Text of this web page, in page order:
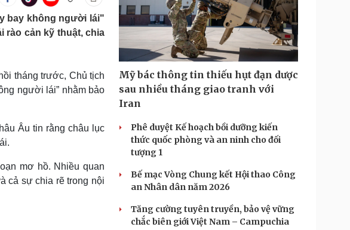
Thông tin doanh nghiệp
Doanh nghiệp 24h
Doanh nhân
Vì cộng đồng
Sành điệu
Tin Công nghệ
Trải nghiệm
Chuyển đổi số
Du lịch
check-in
Podcast
Câu chuyện thời sự
Cửa sổ tình yêu
Kể chuyện cho bé
Hạt giống tâm hồn
bay không người lái"
rào cản kỹ thuật, chia
tháng trước, Chủ tịch
người lái” nhằm bảo
Âu tin rằng châu lục
mơ hồ. Nhiều quan
cả sự chia rẽ trong nội
Mỹ bác thông tin thiếu hụt đạn dược
sau nhiều tháng giao tranh với
Iran
Phê duyệt Kế hoạch bồi dưỡng kiến
thức quốc phòng và an ninh cho đối
tượng 1
Bế mạc Vòng Chung kết Hội thao Công
an Nhân dân năm 2026
Tăng cường tuyên truyền, bảo vệ vững
chắc biên giới Việt Nam – Campuchia